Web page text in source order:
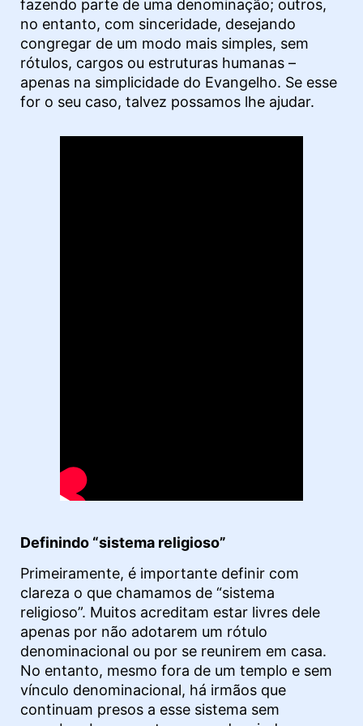
fazendo parte de uma denominação; outros,
no entanto, com sinceridade, desejando
congregar de um modo mais simples, sem
rótulos, cargos ou estruturas humanas –
apenas na simplicidade do Evangelho. Se esse
for o seu caso, talvez possamos lhe ajudar.
Definindo “sistema religioso”
Primeiramente, é importante definir com
clareza o que chamamos de “sistema
religioso”. Muitos acreditam estar livres dele
apenas por não adotarem um rótulo
denominacional ou por se reunirem em casa.
No entanto, mesmo fora de um templo e sem
vínculo denominacional, há irmãos que
continuam presos a esse sistema sem